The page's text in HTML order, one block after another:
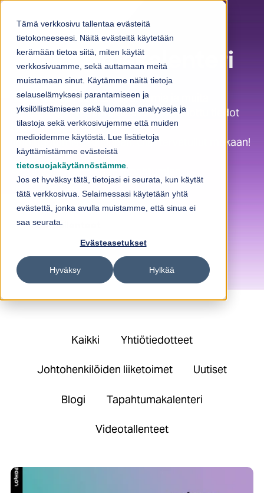
Tämä verkkosivu tallentaa evästeitä
tietokoneeseesi. Näitä evästeitä käytetään
kerämään tietoa siitä, miten käytät
verkkosivuamme, sekä auttamaan meitä
muistamaan sinut. Käytämme näitä tietoja
selauselämyksesi parantamiseen ja
yksilöllistämiseen sekä luomaan analyyseja ja
tilastoja sekä verkkosivujemme että muiden
medioidemme käytöstä. Lue lisätietoja
käyttämistämme evästeistä
tietosuojakäytännöstämme
Jos et hyväksy tätä, tietojasi ei seurata, kun käytät
tätä verkkosivua. Selaimessasi käytetään yhtä
evästettä, jonka avulla muistamme, että sinua ei
saa seurata.
Evästeasetukset
Hyväksy Hylkää
Tapahtumakalenteri
Webinaareja, asiakastapahtumia ja muita
kohtaamisia. Tapahtumasivuille on koottu tiedot
tulevista tapahtumistamme
ilmoittautumislinkkeineen. Olet tervetullut mukaan!
Alta löydät menneiden tapahtumien
videotallenteet.
Videotallenteet
Kaikki Yhtiötiedotteet
Johtohenkilöiden liiketoimet Uutiset
Blogi Tapahtumakalenteri
Videotallenteet